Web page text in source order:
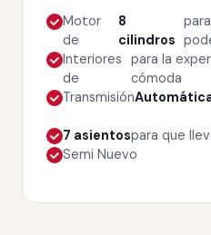
Motor
de
8
cilindros
Interiores
de
para la
cómoda
Transmisión
7 asientospara que
Semi Nuevo